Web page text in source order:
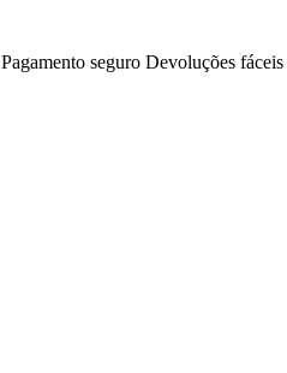
Pagamento seguro Devoluções fáceis